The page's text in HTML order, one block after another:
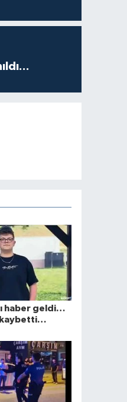
haber geldi…
kaybetti…